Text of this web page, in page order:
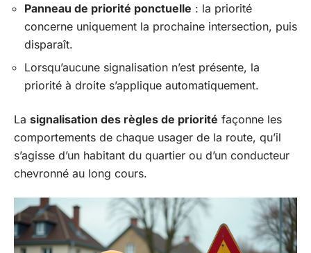
Panneau de priorité ponctuelle : la priorité
concerne uniquement la prochaine intersection, puis
disparaît.
Lorsqu’aucune signalisation n’est présente, la
priorité à droite s’applique automatiquement.
La signalisation des règles de priorité façonne les
comportements de chaque usager de la route, qu’il
s’agisse d’un habitant du quartier ou d’un conducteur
chevronné au long cours.